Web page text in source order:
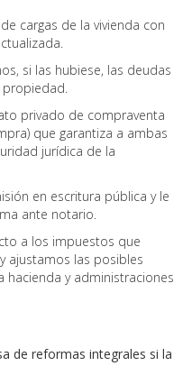
cargas de la vivienda con
si las hubiese, las deudas
propiedad.
privado de compraventa
que garantiza a ambas
jurídica de la
en escritura pública y le
ante notario.
a los impuestos que
ajustamos las posibles
hacienda y administraciones
de reformas integrales si la